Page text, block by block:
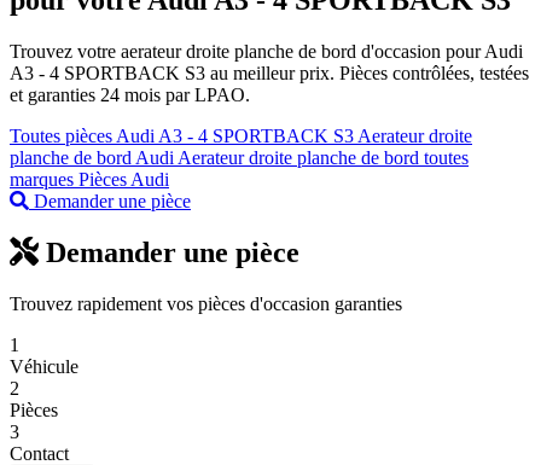
Trouvez votre aerateur droite planche de bord d'occasion pour Audi
A3 - 4 SPORTBACK S3 au meilleur prix. Pièces contrôlées, testées
et garanties 24 mois par LPAO.
Toutes pièces Audi A3 - 4 SPORTBACK S3 Aerateur droite
planche de bord Audi Aerateur droite planche de bord toutes
marques Pièces Audi
Demander une pièce
Demander une pièce
Trouvez rapidement vos pièces d'occasion garanties
1
Véhicule
2
Pièces
3
Contact